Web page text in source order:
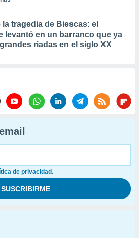
la tragedia de Biescas: el
levantó en un barranco que ya
riadas en el siglo XX
de privacidad.